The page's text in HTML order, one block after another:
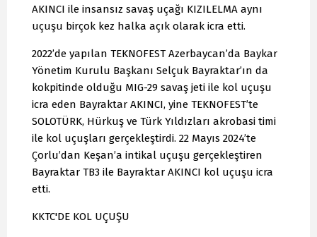
AKINCI ile insansız savaş uçağı KIZILELMA aynı
uçuşu birçok kez halka açık olarak icra etti.
2022’de yapılan TEKNOFEST Azerbaycan’da Baykar
Yönetim Kurulu Başkanı Selçuk Bayraktar’ın da
kokpitinde olduğu MIG-29 savaş jeti ile kol uçuşu
icra eden Bayraktar AKINCI, yine TEKNOFEST’te
SOLOTÜRK, Hürkuş ve Türk Yıldızları akrobasi timi
ile kol uçuşları gerçekleştirdi. 22 Mayıs 2024’te
Çorlu’dan Keşan’a intikal uçuşu gerçekleştiren
Bayraktar TB3 ile Bayraktar AKINCI kol uçuşu icra
etti.
KKTC'DE KOL UÇUŞU